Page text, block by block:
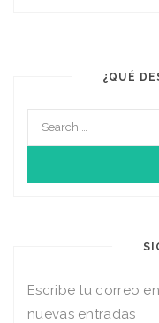
¿QUÉ
Escribe tu correo
nuevas entradas